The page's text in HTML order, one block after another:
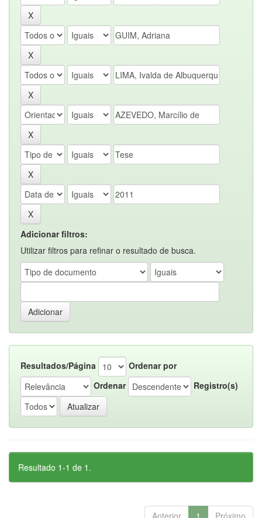
Adicionar filtros:
Utilizar filtros para refinar o resultado de busca.
Resultados/Página
Ordenar por
Ordenar
Registro(s)
Resultado 1-1 de 1.
Anterior 1 Próximo